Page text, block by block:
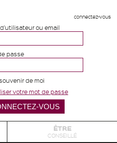
connectez-vous
ou email
passe
de moi
votre mot de passe
ÊTRE
CONSEILLÉ